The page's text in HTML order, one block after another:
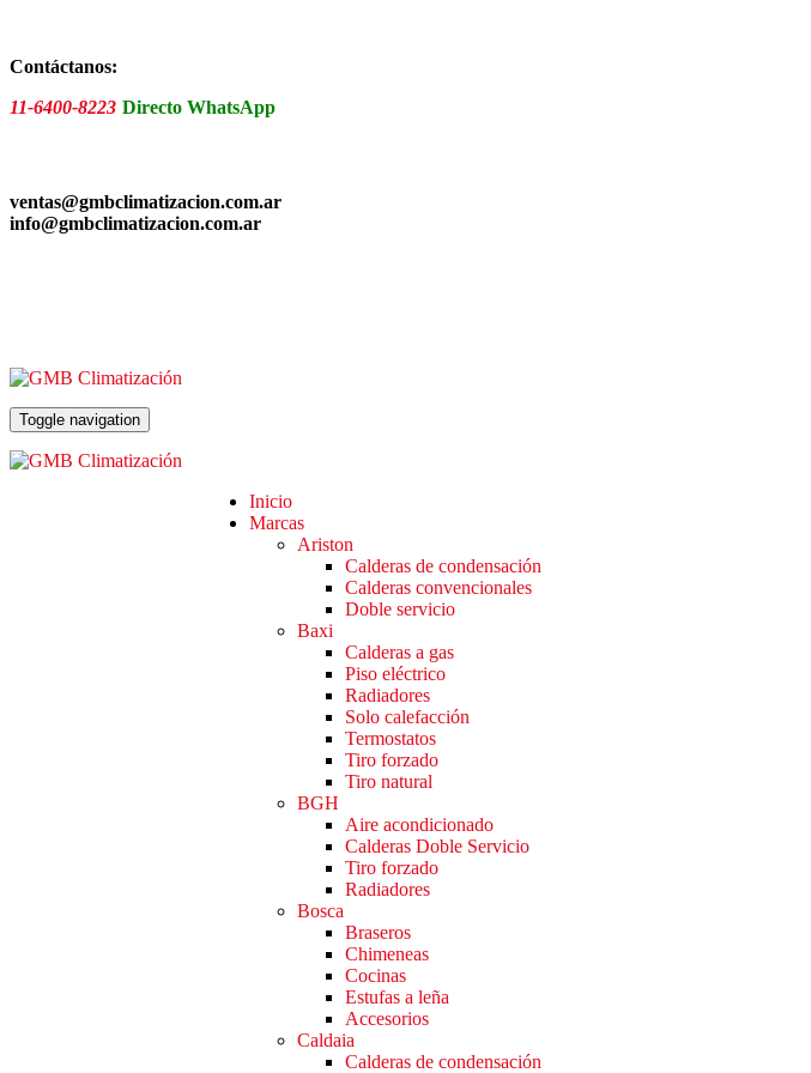
the
Contáctanos:
11-6400-8223 Directo WhatsApp
ventas@gmbclimatizacion.com.ar
info@gmbclimatizacion.com.ar
Toggle navigation
Inicio
Marcas
Ariston
Calderas de condensación
Calderas convencionales
Doble servicio
Baxi
Calderas a gas
Piso eléctrico
Radiadores
Solo calefacción
Termostatos
Tiro forzado
Tiro natural
BGH
Aire acondicionado
Calderas Doble Servicio
Tiro forzado
Radiadores
Bosca
Braseros
Chimeneas
Cocinas
Estufas a leña
Accesorios
Caldaia
Calderas de condensación